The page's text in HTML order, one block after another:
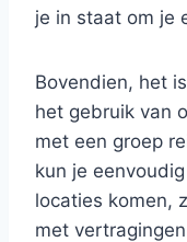
je in staat om je
Bovendien, het
het gebruik van
met een groep
kun je
locaties komen,
met